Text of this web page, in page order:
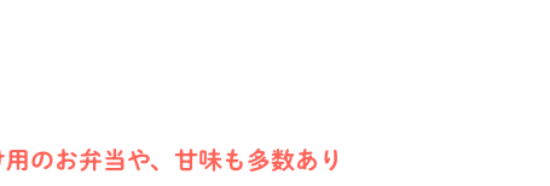
のお弁当や、甘味も多数あり